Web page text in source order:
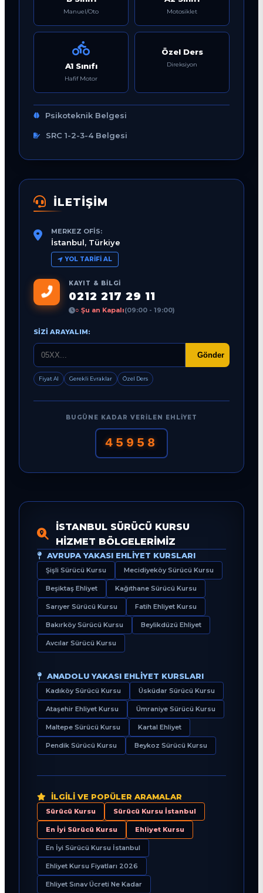
Manuel/Oto Motosiklet
A1 Sınıfı
Hafif Motor
Özel Ders
Direksiyon
Psikoteknik Belgesi
SRC 1-2-3-4 Belgesi
İLETİŞİM
MERKEZ OFIS:
İstanbul, Türkiye
YOL TARIFI AL
KAYIT & BILGI
0212 217 29 11
○ Şu an Kapalı(09:00 - 19:00)
SIZI ARAYALIM:
Gönder
Fiyat Al Gerekli Evraklar Özel Ders
BUGÜNE KADAR VERILEN EHLIYET
45958
İSTANBUL SÜRÜCÜ KURSU
HIZMET BÖLGELERIMIZ
AVRUPA YAKASI EHLIYET KURSLARI
Şişli Sürücü Kursu Mecidiyeköy Sürücü Kursu
Beşiktaş Ehliyet Kağıthane Sürücü Kursu
Sarıyer Sürücü Kursu Fatih Ehliyet Kursu
Bakırköy Sürücü Kursu Beylikdüzü Ehliyet
Avcılar Sürücü Kursu
ANADOLU YAKASI EHLIYET KURSLARI
Kadıköy Sürücü Kursu Üsküdar Sürücü Kursu
Ataşehir Ehliyet Kursu Ümraniye Sürücü Kursu
Maltepe Sürücü Kursu Kartal Ehliyet
Pendik Sürücü Kursu Beykoz Sürücü Kursu
İLGILI VE POPÜLER ARAMALAR
Sürücü Kursu Sürücü Kursu İstanbul
En İyi Sürücü Kursu Ehliyet Kursu
En İyi Sürücü Kursu İstanbul
Ehliyet Kursu Fiyatları 2026
Ehliyet Sınav Ücreti Ne Kadar